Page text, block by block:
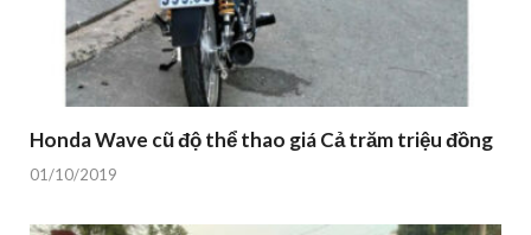
Honda Wave cũ độ thể thao giá Cả trăm triệu đồng
01/10/2019